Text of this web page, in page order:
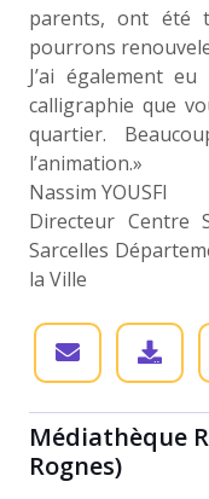
parents, ont été
pourrons
J’ai également
calligraphie que
quartier.
l’animation.»
Nassim YOUSFI
Directeur Centre
Sarcelles
la Ville
Médiathèque
Rognes)